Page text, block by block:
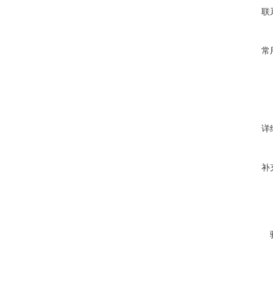
联
常
详
补